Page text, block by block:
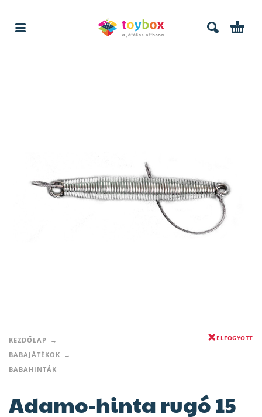
KEZDŐLAP
BABAJÁTÉKOK
BABAHINTÁK
ELFOGYOTT
Adamo-hinta rugó 15